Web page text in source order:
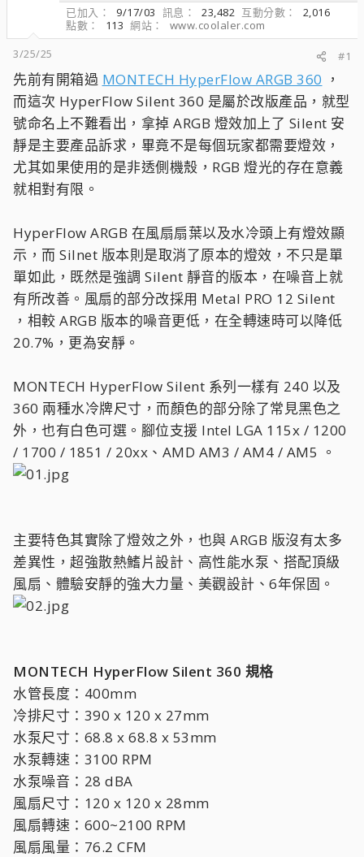
已加入
9/17/03 訊息 23,482 互動分數
2,016
點數
113 網站
www.coolaler.com
3/25/25
#1
先前有開箱過 MONTECH HyperFlow ARGB 360 ，
而這次 HyperFlow Silent 360 是屬於改版產品，就型
號命名上不難看出，拿掉 ARGB 燈效加上了 Silent 安
靜是主要產品訴求，畢竟不是每個玩家都需要燈效，
尤其如果使用的是非透側機殼，RGB 燈光的存在意義
就相對有限。
HyperFlow ARGB 在風扇扇葉以及水冷頭上有燈效顯
示，而 Silnet 版本則是取消了原本的燈效，不只是單
單如此，既然是強調 Silent 靜音的版本，在噪音上就
有所改善。風扇的部分改採用 Metal PRO 12 Silent
，相較 ARGB 版本的噪音更低，在全轉速時可以降低
20.7%，更為安靜。
MONTECH HyperFlow Silent 系列一樣有 240 以及
360 兩種水冷牌尺寸，而顏色的部分除了常見黑色之
外，也有白色可選。腳位支援 Intel LGA 115x / 1200
/ 1700 / 1851 / 20xx、AMD AM3 / AM4 / AM5 。
主要特色其實除了燈效之外，也與 ARGB 版沒有太多
差異性，超強散熱鰭片設計、高性能水泵、搭配頂級
風扇、體驗安靜的強大力量、美觀設計、6年保固。
MONTECH HyperFlow Silent 360 規格
水管長度：400mm
冷排尺寸：390 x 120 x 27mm
水泵尺寸：68.8 x 68.8 x 53mm
水泵轉速：3100 RPM
水泵噪音：28 dBA
風扇尺寸：120 x 120 x 28mm
風扇轉速：600~2100 RPM
風扇風量：76.2 CFM